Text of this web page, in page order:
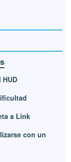
HUD
a Link
con un